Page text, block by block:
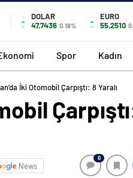
DOLAR
47,7436 0.18%
EURO
55,2510
Spor Kadın
İki Otomobil Çarpıştı: 8 Yaralı
News
0